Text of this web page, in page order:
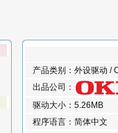
产品类别：外设驱动 /
出品公司：
驱动大小：5.26MB
程序语言：简体中文